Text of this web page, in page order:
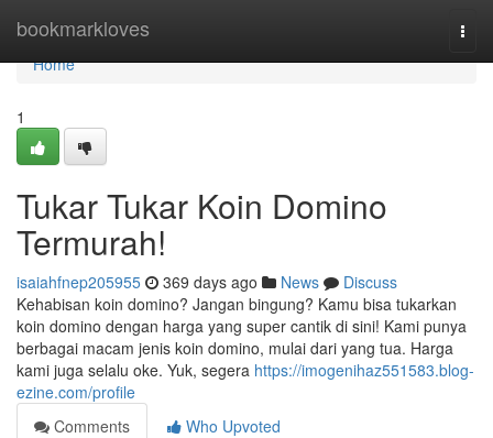
bookmarkloves
Home
Home
1
Tukar Tukar Koin Domino
Termurah!
isaiahfnep205955 369 days ago News
Discuss
Kehabisan koin domino? Jangan bingung? Kamu bisa tukarkan
koin domino dengan harga yang super cantik di sini! Kami punya
berbagai macam jenis koin domino, mulai dari yang tua. Harga
kami juga selalu oke. Yuk, segera https://imogenihaz551583.blog-
ezine.com/profile
Comments
Who Upvoted